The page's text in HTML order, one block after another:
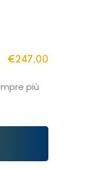
€247,00
più